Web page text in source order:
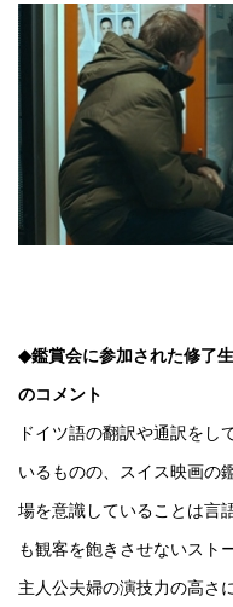
◆鑑賞会に参加された修了
のコメント
ドイツ語の翻訳や通訳をし
いるものの、スイス映画の
場を意識していることは言
も観客を飽きさせないスト
主人公夫婦の演技力の高さ